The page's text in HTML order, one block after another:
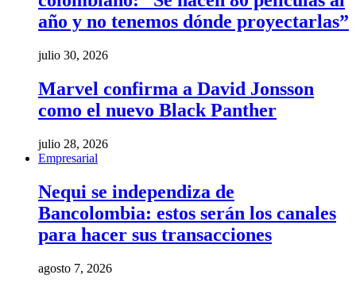
año y no tenemos dónde proyectarlas”
julio 30, 2026
Marvel confirma a David Jonsson
como el nuevo Black Panther
julio 28, 2026
Empresarial
Nequi se independiza de
Bancolombia: estos serán los canales
para hacer sus transacciones
agosto 7, 2026